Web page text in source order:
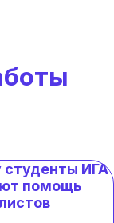
ИГА
помощь